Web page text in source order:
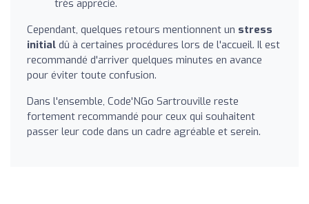
très apprécié.
Cependant, quelques retours mentionnent un stress
initial dû à certaines procédures lors de l'accueil. Il est
recommandé d'arriver quelques minutes en avance
pour éviter toute confusion.
Dans l'ensemble, Code'NGo Sartrouville reste
fortement recommandé pour ceux qui souhaitent
passer leur code dans un cadre agréable et serein.